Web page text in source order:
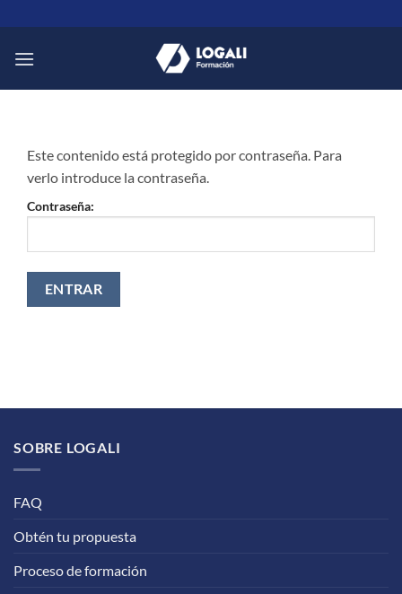
al
contenido
Este contenido está protegido por contraseña. Para
verlo introduce la contraseña.
Contraseña:
SOBRE LOGALI
FAQ
Obtén tu propuesta
Proceso de formación